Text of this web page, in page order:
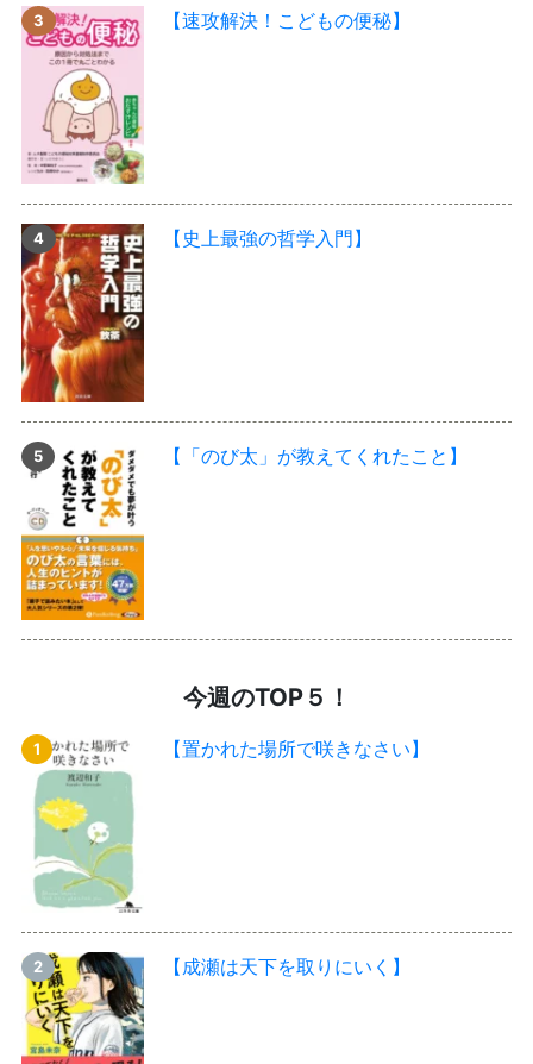
【速攻解決！こどもの便秘】
【史上最強の哲学入門】
【「のび太」が教えてくれたこと】
今週のTOP５！
【置かれた場所で咲きなさい】
【成瀬は天下を取りにいく】